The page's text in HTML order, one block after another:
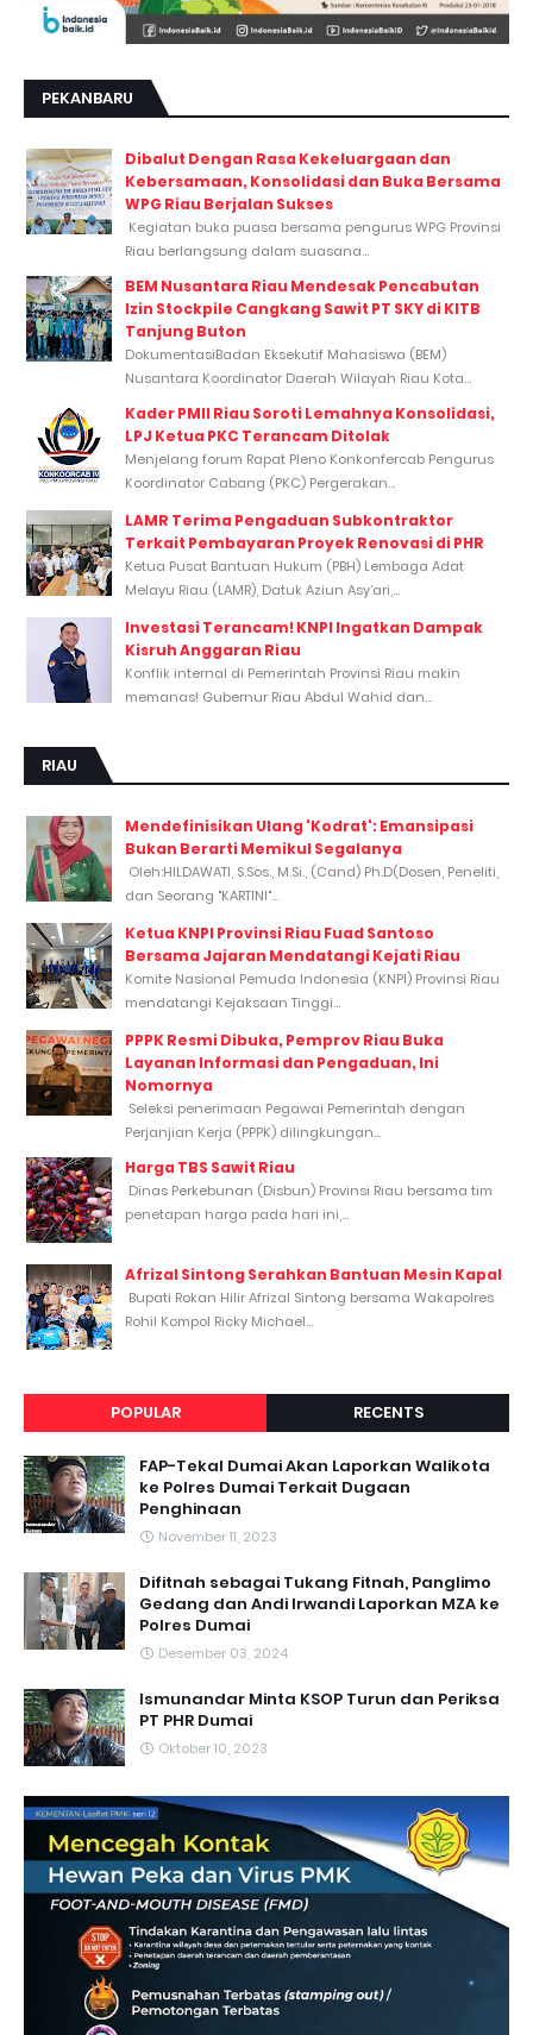
PEKANBARU
Dibalut Dengan Rasa Kekeluargaan dan
Kebersamaan, Konsolidasi dan Buka Bersama
WPG Riau Berjalan Sukses
Kegiatan buka puasa bersama pengurus WPG Provinsi
Riau berlangsung dalam suasana...
BEM Nusantara Riau Mendesak Pencabutan
Izin Stockpile Cangkang Sawit PT SKY di KITB
Tanjung Buton
DokumentasiBadan Eksekutif Mahasiswa (BEM)
Nusantara Koordinator Daerah Wilayah Riau Kota...
Kader PMII Riau Soroti Lemahnya Konsolidasi,
LPJ Ketua PKC Terancam Ditolak
Menjelang forum Rapat Pleno Konkonfercab Pengurus
Koordinator Cabang (PKC) Pergerakan...
LAMR Terima Pengaduan Subkontraktor
Terkait Pembayaran Proyek Renovasi di PHR
Ketua Pusat Bantuan Hukum (PBH) Lembaga Adat
Melayu Riau (LAMR), Datuk Aziun Asy’ari,...
Investasi Terancam! KNPI Ingatkan Dampak
Kisruh Anggaran Riau
Konflik internal di Pemerintah Provinsi Riau makin
memanas! Gubernur Riau Abdul Wahid dan...
RIAU
Mendefinisikan Ulang 'Kodrat': Emansipasi
Bukan Berarti Memikul Segalanya
Oleh:HILDAWATI, S.Sos., M.Si., (Cand) Ph.D(Dosen, Peneliti,
dan Seorang "KARTINI"...
Ketua KNPI Provinsi Riau Fuad Santoso
Bersama Jajaran Mendatangi Kejati Riau
Komite Nasional Pemuda Indonesia (KNPI) Provinsi Riau
mendatangi Kejaksaan Tinggi...
PPPK Resmi Dibuka, Pemprov Riau Buka
Layanan Informasi dan Pengaduan, Ini
Nomornya
Seleksi penerimaan Pegawai Pemerintah dengan
Perjanjian Kerja (PPPK) dilingkungan...
Harga TBS Sawit Riau
Dinas Perkebunan (Disbun) Provinsi Riau bersama tim
penetapan harga pada hari ini,...
Afrizal Sintong Serahkan Bantuan Mesin Kapal
Bupati Rokan Hilir Afrizal Sintong bersama Wakapolres
Rohil Kompol Ricky Michael...
POPULAR RECENTS
FAP-Tekal Dumai Akan Laporkan Walikota
ke Polres Dumai Terkait Dugaan
Penghinaan
November 11, 2023
Difitnah sebagai Tukang Fitnah, Panglimo
Gedang dan Andi Irwandi Laporkan MZA ke
Polres Dumai
Desember 03, 2024
Ismunandar Minta KSOP Turun dan Periksa
PT PHR Dumai
Oktober 10, 2023